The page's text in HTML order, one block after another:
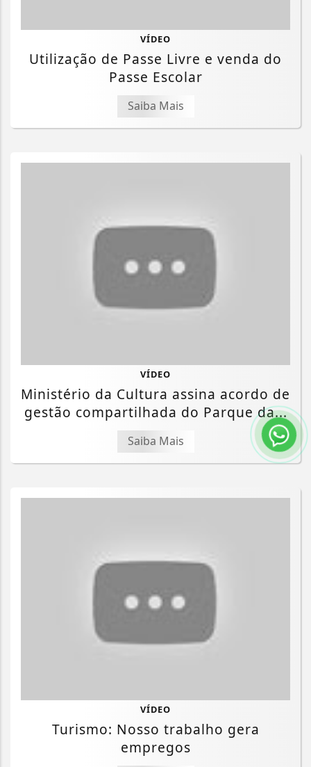
VÍDEO
Utilização de Passe Livre e venda do
Passe Escolar
Saiba Mais
VÍDEO
Ministério da Cultura assina acordo de
gestão compartilhada do Parque da...
Saiba Mais
VÍDEO
Turismo: Nosso trabalho gera
empregos